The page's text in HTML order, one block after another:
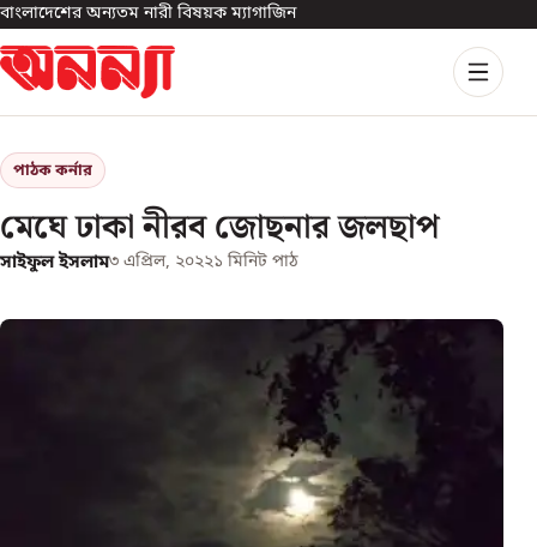
বাংলাদেশের অন্যতম নারী বিষয়ক ম্যাগাজিন
পাঠক কর্নার
মেঘে ঢাকা নীরব জোছনার জলছাপ
সাইফুল ইসলাম৩ এপ্রিল, ২০২২১ মিনিট পাঠ